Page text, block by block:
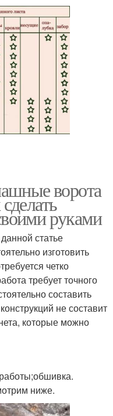
ворота
руками
статье
изготовить
четко
требует точного
составить
не составит
которые можно
ниже.